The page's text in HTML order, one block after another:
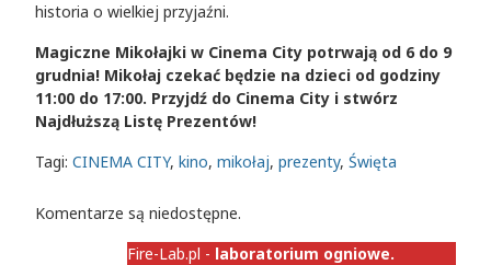
historia o wielkiej przyjaźni.
Magiczne Mikołajki w Cinema City potrwają od 6 do 9
grudnia! Mikołaj czekać będzie na dzieci od godziny
11:00 do 17:00. Przyjdź do Cinema City i stwórz
Najdłuższą Listę Prezentów!
Tagi: CINEMA CITY, kino, mikołaj, prezenty, Święta
Komentarze są niedostępne.
Fire-Lab.pl - laboratorium ogniowe.